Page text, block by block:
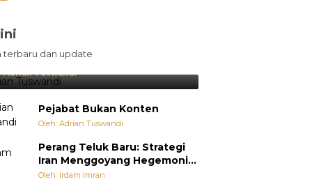
terbaru dan update
Lebih Diunggulkan, tetapi
Selalu Punya Cara Membuat
Adrian Tuswandi
Pejabat Bukan Konten
Oleh: Adrian Tuswandi
Perang Teluk Baru: Strategi
Iran Menggoyang Hegemoni
AS dari Dalam
Oleh: Irdam Imran